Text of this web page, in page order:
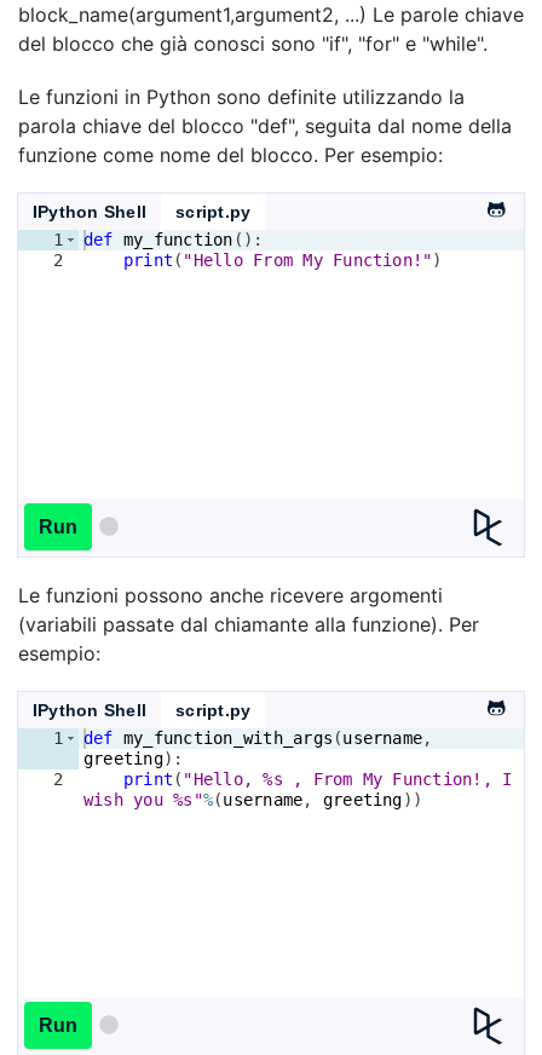
block_name(argument1,argument2, ...) Le parole chiave
del blocco che già conosci sono "if", "for" e "while".
Le funzioni in Python sono definite utilizzando la
parola chiave del blocco "def", seguita dal nome della
funzione come nome del blocco. Per esempio:
IPython Shell
script.py
1
2
def my_function ( ) :
print ( "Hello From My Function!")
Run
Le funzioni possono anche ricevere argomenti
(variabili passate dal chiamante alla funzione). Per
esempio:
IPython Shell
script.py
1
2
def my_function_with_args (username,
greeting) :
print ( "Hello, %s , From My Function!, I
wish you %s"%(username, greeting))
Run